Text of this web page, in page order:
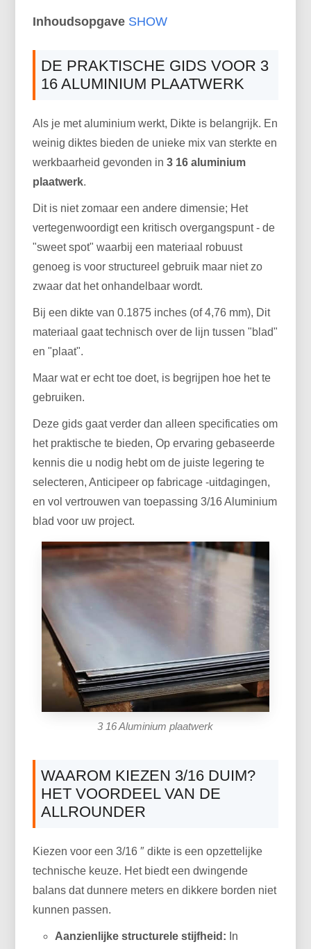
Inhoudsopgave SHOW
DE PRAKTISCHE GIDS VOOR 3
16 ALUMINIUM PLAATWERK
Als je met aluminium werkt, Dikte is belangrijk. En
weinig diktes bieden de unieke mix van sterkte en
werkbaarheid gevonden in3 16 aluminium
plaatwerk.
Dit is niet zomaar een andere dimensie; Het
vertegenwoordigt een kritisch overgangspunt - de
"sweet spot" waarbij een materiaal robuust
genoeg is voor structureel gebruik maar niet zo
zwaar dat het onhandelbaar wordt.
Bij een dikte van 0.1875 inches (of 4,76 mm), Dit
materiaal gaat technisch over de lijn tussen "blad"
en "plaat".
Maar wat er echt toe doet, is begrijpen hoe het te
gebruiken.
Deze gids gaat verder dan alleen specificaties om
het praktische te bieden, Op ervaring gebaseerde
kennis die u nodig hebt om de juiste legering te
selecteren, Anticipeer op fabricage -uitdagingen,
en vol vertrouwen van toepassing 3/16 Aluminium
blad voor uw project.
3 16 Aluminium plaatwerk
WAAROM KIEZEN 3/16 DUIM?
HET VOORDEEL VAN DE
ALLROUNDER
Kiezen voor een 3/16 ″ dikte is een opzettelijke
technische keuze. Het biedt een dwingende
balans dat dunnere meters en dikkere borden niet
kunnen passen.
Aanzienlijke structurele stijfheid: In